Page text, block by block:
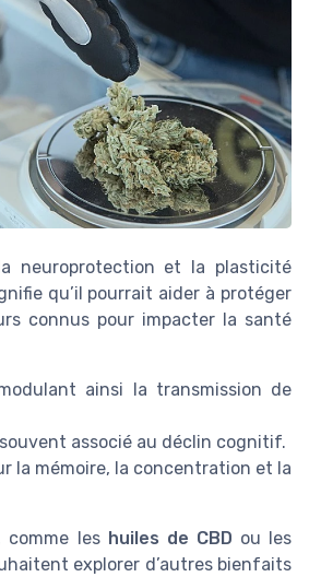
neuroprotection et la plasticité
qu’il pourrait aider à protéger
connus pour impacter la santé
ainsi la transmission de
associé au déclin cognitif.
la mémoire, la concentration et la
comme les huiles de CBD ou les
explorer d’autres bienfaits